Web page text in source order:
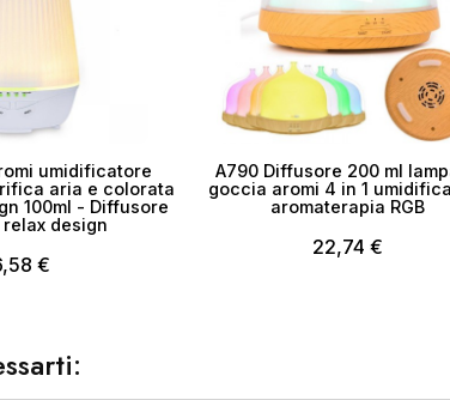
umidificatore
aria e colorata
100ml - Diffusore
design
€
A790 Diffusore 200 ml
goccia aromi 4 in 1
aromaterapia RGB
22,74 €